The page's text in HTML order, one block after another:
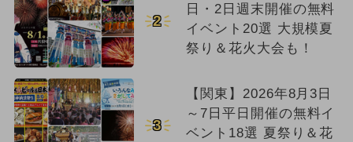
2
日・2日週末開催の無料
イベント20選 大規模夏
祭り＆花火大会も！
3
【関東】2026年8月3日
～7日平日開催の無料イ
ベント18選 夏祭り＆花